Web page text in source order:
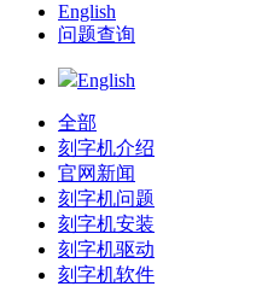
English
问题查询
English
全部
刻字机介绍
官网新闻
刻字机问题
刻字机安装
刻字机驱动
刻字机软件